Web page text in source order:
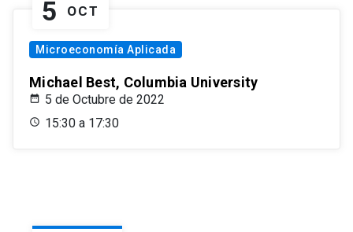
5 OCT
Microeconomía Aplicada
Michael Best, Columbia University
5 de Octubre de 2022
15:30 a 17:30